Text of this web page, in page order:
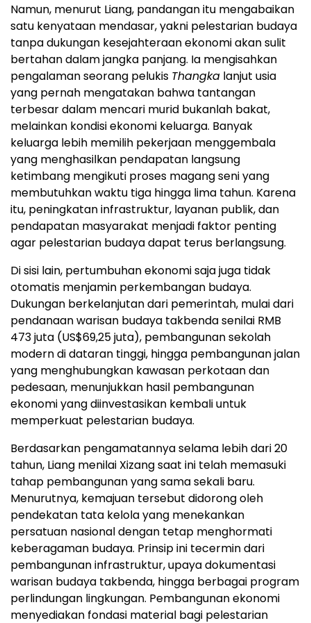
Namun, menurut Liang, pandangan itu mengabaikan
satu kenyataan mendasar, yakni pelestarian budaya
tanpa dukungan kesejahteraan ekonomi akan sulit
bertahan dalam jangka panjang. Ia mengisahkan
pengalaman seorang pelukis Thangka lanjut usia
yang pernah mengatakan bahwa tantangan
terbesar dalam mencari murid bukanlah bakat,
melainkan kondisi ekonomi keluarga. Banyak
keluarga lebih memilih pekerjaan menggembala
yang menghasilkan pendapatan langsung
ketimbang mengikuti proses magang seni yang
membutuhkan waktu tiga hingga lima tahun. Karena
itu, peningkatan infrastruktur, layanan publik, dan
pendapatan masyarakat menjadi faktor penting
agar pelestarian budaya dapat terus berlangsung.
Di sisi lain, pertumbuhan ekonomi saja juga tidak
otomatis menjamin perkembangan budaya.
Dukungan berkelanjutan dari pemerintah, mulai dari
pendanaan warisan budaya takbenda senilai RMB
473 juta (US$69,25 juta), pembangunan sekolah
modern di dataran tinggi, hingga pembangunan jalan
yang menghubungkan kawasan perkotaan dan
pedesaan, menunjukkan hasil pembangunan
ekonomi yang diinvestasikan kembali untuk
memperkuat pelestarian budaya.
Berdasarkan pengamatannya selama lebih dari 20
tahun, Liang menilai Xizang saat ini telah memasuki
tahap pembangunan yang sama sekali baru.
Menurutnya, kemajuan tersebut didorong oleh
pendekatan tata kelola yang menekankan
persatuan nasional dengan tetap menghormati
keberagaman budaya. Prinsip ini tecermin dari
pembangunan infrastruktur, upaya dokumentasi
warisan budaya takbenda, hingga berbagai program
perlindungan lingkungan. Pembangunan ekonomi
menyediakan fondasi material bagi pelestarian